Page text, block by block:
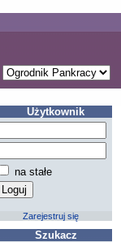
Użytkownik
na stałe
Zarejestruj się
Szukacz